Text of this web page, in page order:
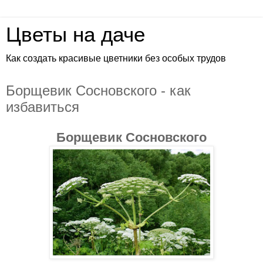
Цветы на даче
Как создать красивые цветники без особых трудов
Борщевик Сосновского - как
избавиться
Борщевик Сосновского